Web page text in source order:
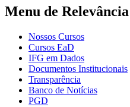
Menu de Relevância
Nossos Cursos
Cursos EaD
IFG em Dados
Documentos Institucionais
Transparência
Banco de Notícias
PGD